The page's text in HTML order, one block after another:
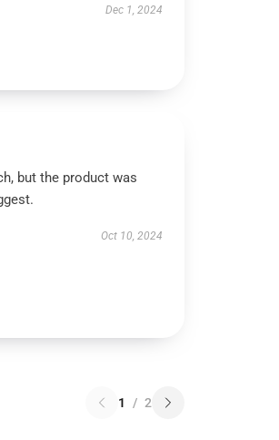
Dec 1, 2024
but the product was
Oct 10, 2024
1 / 2